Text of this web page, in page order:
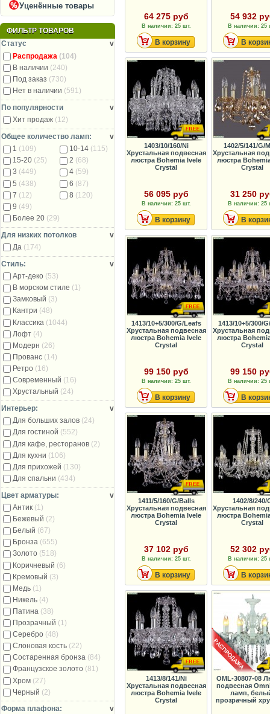
Уценённые товары
ФИЛЬТР ТОВАРОВ
Статус
v
Распродажа (104)
В наличии (240)
Под заказ (730)
Нет в наличии (591)
По популярности
v
Хит продаж (12)
Общее количество ламп:
v
1 (109) 10-14(115)
15-20 (25) 2 (68)
3 (449) 4(59)
5 (438) 6 (87)
7 (12) 8 (120)
9 (49)
Более 20 (29)
Для низких потолков
v
Да (174)
Стиль:
v
Арт-деко (53)
В морском стиле (1)
Замковый (3)
Кантри (48)
Классика (1044)
Лофт (4)
Модерн (26)
Прованс (14)
Ретро (16)
Современный (16)
Хрустальный (24)
Интерьер:
v
Для больших залов (24)
Для гостиной (552)
Для кафе, ресторанов (2)
Для кухни (106)
Для прихожей (130)
Для спальни (434)
Цвет арматуры:
v
Антик (1)
Бежевый (2)
Белый (67)
Бронза (655)
Золото (518)
Коричневый (6)
Кремовый (3)
Медь (1)
Никель (4)
Патина (38)
Прозрачный (1)
Серебро (48)
Слоновая кость (22)
Состаренная бронза (84)
Французское золото (81)
Хром (27)
Черный (2)
Форма плафона:
v
64 275 руб
В наличии: 25 шт.
В корзину
54 932
В наличии: 25
В
1403/10/160/Ni
Хрустальная подвесная
люстра Bohemia Ivele
Crystal
56 095 руб
В наличии: 25 шт.
В корзину
1402/5/141/G/
Хрустальная
люстра
Crystal
31 250
В наличии: 25
В
1413/10+5/300/G/Leafs
Хрустальная подвесная
люстра Bohemia Ivele
Crystal
99 150 руб
В наличии: 25 шт.
В корзину
1413/10+5/300/
Хрустальная
люстра
Crystal
99 150
В наличии: 25
В
1411/5/160/G/Balls
Хрустальная подвесная
люстра Bohemia Ivele
Crystal
37 102 руб
В наличии: 25 шт.
В корзину
1402/8/240/
Хрустальная
люстра
Crystal
52 302
В наличии: 25
В
1413/8/141/Ni
Хрустальная подвесная
люстра Bohemia Ivele
Crystal
OML-30807-08
подвесная
ламп,
прозрачный